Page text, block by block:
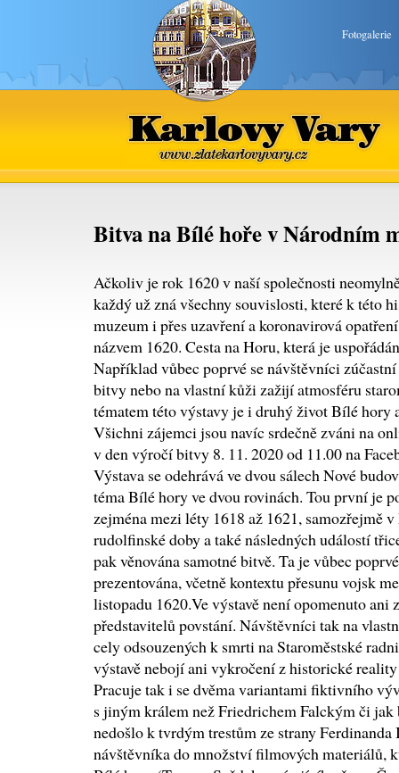
Fotogalerie
Karlovy Vary
www.zlatekarlovyvary.cz
Bitva na Bílé hoře v Národním
Ačkoliv je rok 1620 v naší společnosti
každý už zná všechny souvislosti, které k této
muzeum i přes uzavření a koronavirová
názvem 1620. Cesta na Horu, která je
Například vůbec poprvé se návštěvníci
bitvy nebo na vlastní kůži zažijí atmosféru
tématem této výstavy je i druhý život Bílé hory
Všichni zájemci jsou navíc srdečně zváni na
v den výročí bitvy 8. 11. 2020 od 11.00 na
Výstava se odehrává ve dvou sálech Nové
téma Bílé hory ve dvou rovinách. Tou první je
zejména mezi léty 1618 až 1621, samozřejmě
rudolfinské doby a také následných událostí
pak věnována samotné bitvě. Ta je vůbec
prezentována, včetně kontextu přesunu vojsk
listopadu 1620.Ve výstavě není opomenuto ani
představitelů povstání. Návštěvníci tak na
cely odsouzených k smrti na Staroměstské
výstavě nebojí ani vykročení z historické
Pracuje tak i se dvěma variantami fiktivního
s jiným králem než Friedrichem Falckým či
nedošlo k tvrdým trestům ze strany
návštěvníka do množství filmových materiálů,